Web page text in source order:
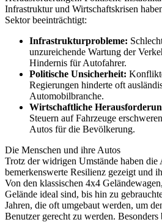
Infrastruktur und Wirtschaftskrisen
Sektor beeinträchtigt:
Infrastrukturprobleme:
unzureichende Wartung der
Hindernis für Autofahrer.
Politische Unsicherheit:
Regierungen hinderte oft
Automobilbranche.
Wirtschaftliche
Steuern auf Fahrzeuge
Autos für die Bevölkerung.
Die Menschen und ihre Autos
Trotz der widrigen Umstände haben die
bemerkenswerte Resilienz gezeigt und
Von den klassischen 4x4
Gelände ideal sind, bis hin zu
Jahren, die oft umgebaut werden, um
Benutzer gerecht zu werden. Besonders